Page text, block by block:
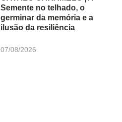
Semente no telhado, o
germinar da memória e a
ilusão da resiliência
07/08/2026